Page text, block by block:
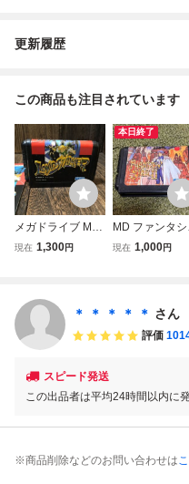
更新履歴
この商品も注目されています
メガドライブ MD
ソフト ランドスト
現在 1,300円
本日終了
MD ファンタシ
スター2 メガド
現在 1,000円
＊ ＊ ＊ ＊ ＊ さん
評価
スピード発送
この出品者は平均24時間以内に
※商品削除などのお問い合わせは